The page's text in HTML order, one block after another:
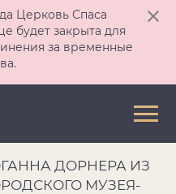
Церковь Спаса
будет закрыта для
за временные
ДОРНЕРА ИЗ
МУЗЕЯ-